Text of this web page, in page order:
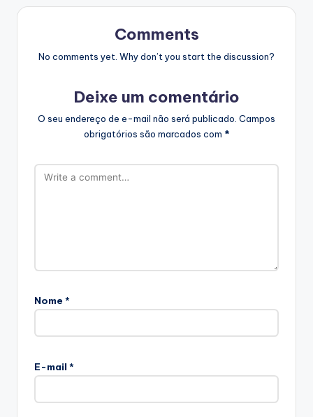
Comments
No comments yet. Why don’t you start the discussion?
Deixe um comentário
O seu endereço de e-mail não será publicado. Campos
obrigatórios são marcados com *
Nome *
E-mail *